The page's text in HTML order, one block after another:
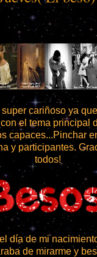
cariñoso ya
el tema principal
capaces...Pinchar
y participantes.
todos!
día de mi
de mirarme y